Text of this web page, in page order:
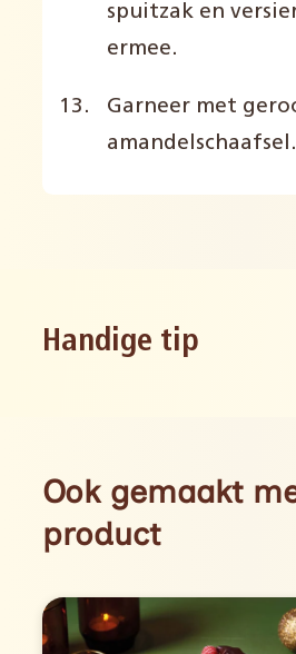
spuitzak en
ermee.
Garneer met
amandelschaafsel.
Handige tip
Ook gemaakt
product